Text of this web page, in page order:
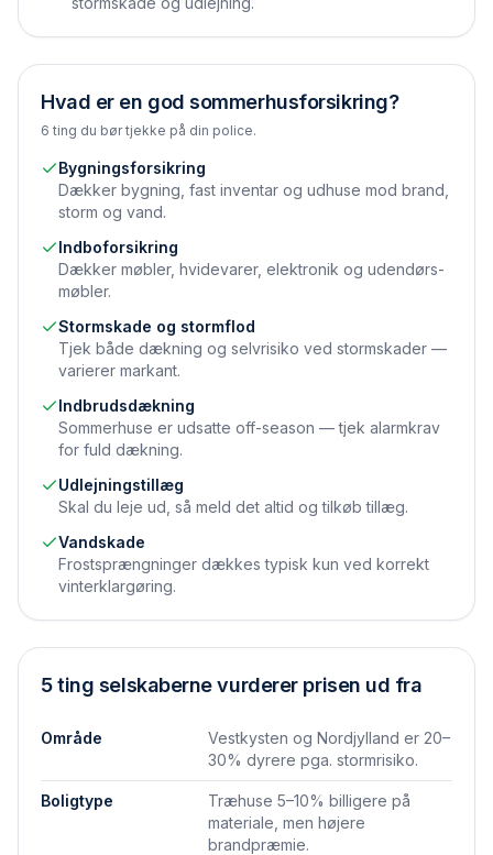
Hvad er en god sommerhusforsikring?
6 ting du bør tjekke på din police.
Bygningsforsikring
Dækker bygning, fast inventar og udhuse mod brand,
storm og vand.
Indbo­forsikring
Dækker møbler, hvidevarer, elektronik og udendørs­
møbler.
Stormskade og storm­flod
Tjek både dækning og selvrisiko ved stormskader —
varierer markant.
Indbruds­dækning
Sommerhuse er udsatte off-season — tjek alarmkrav
for fuld dækning.
Udlejningstillæg
Skal du leje ud, så meld det altid og tilkøb tillæg.
Vandskade
Frostsprængninger dækkes typisk kun ved korrekt
vinter­klargøring.
5 ting selskaberne vurderer prisen ud fra
Område
Vestkysten og Nordjylland er 20–
30% dyrere pga. storm­risiko.
Boligtype
Træhuse 5–10% billigere på
materiale, men højere
brandpræmie.